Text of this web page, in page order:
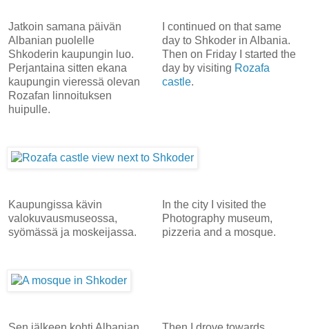
Jatkoin samana päivän
Albanian puolelle
Shkoderin kaupungin luo.
Perjantaina sitten ekana
kaupungin vieressä olevan
Rozafan linnoituksen
huipulle.
I continued on that same
day to Shkoder in Albania.
Then on Friday I started the
day by visiting Rozafa
castle.
Kaupungissa kävin
valokuvausmuseossa,
syömässä ja moskeijassa.
In the city I visited the
Photography museum,
pizzeria and a mosque.